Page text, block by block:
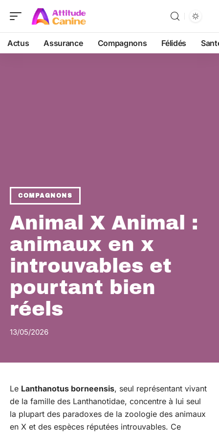
Actus Assurance Compagnons Félidés
COMPAGNONS
Animal X Animal :
animaux en x
introuvables et
pourtant bien
réels
13/05/2026
Le Lanthanotus borneensis, seul représentant vivant
de la famille des Lanthanotidae, concentre à lui seul
la plupart des paradoxes de la zoologie des animaux
en X et des espèces réputées introuvables. Ce